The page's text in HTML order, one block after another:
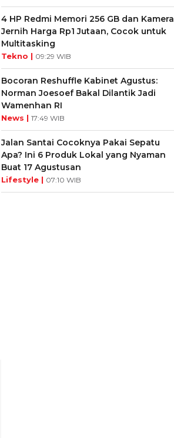
4 HP Redmi Memori 256 GB dan Kamera
Jernih Harga Rp1 Jutaan, Cocok untuk
Multitasking
Tekno | 09:29 WIB
Bocoran Reshuffle Kabinet Agustus:
Norman Joesoef Bakal Dilantik Jadi
Wamenhan RI
News | 17:49 WIB
Jalan Santai Cocoknya Pakai Sepatu
Apa? Ini 6 Produk Lokal yang Nyaman
Buat 17 Agustusan
Lifestyle | 07:10 WIB